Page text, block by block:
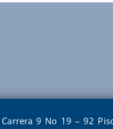
Carrera 9 No 19 – 92